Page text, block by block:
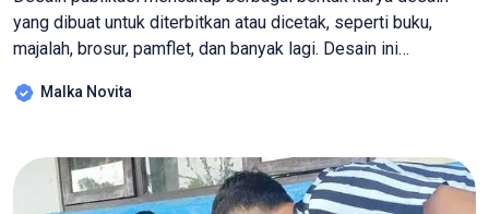
yang dibuat untuk diterbitkan atau dicetak, seperti buku,
majalah, brosur, pamflet, dan banyak lagi. Desain ini
gambar, dan grafik untuk menciptakan tata letak yang menarik
cetak seperti koran, spanduk, katalog dan lain-lain. Nah,
desain […]
Malka Novita